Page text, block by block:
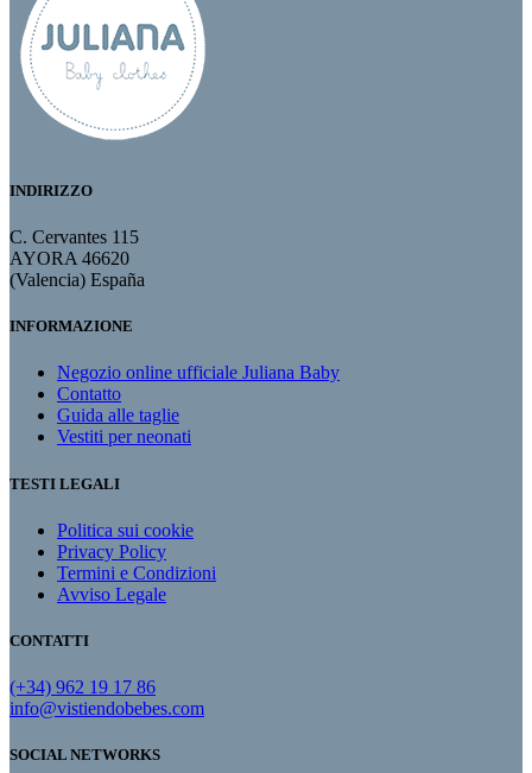
INDIRIZZO
C. Cervantes 115
AYORA 46620
(Valencia) España
INFORMAZIONE
Negozio online ufficiale Juliana Baby
Contatto
Guida alle taglie
Vestiti per neonati
TESTI LEGALI
Politica sui cookie
Privacy Policy
Termini e Condizioni
Avviso Legale
CONTATTI
(+34) 962 19 17 86
info@vistiendobebes.com
SOCIAL NETWORKS